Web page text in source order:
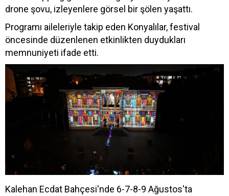
drone şovu, izleyenlere görsel bir şölen yaşattı.
Programı aileleriyle takip eden Konyalılar, festival
öncesinde düzenlenen etkinlikten duydukları
memnuniyeti ifade etti.
Kalehan Ecdat Bahçesi'nde 6-7-8-9 Ağustos'ta